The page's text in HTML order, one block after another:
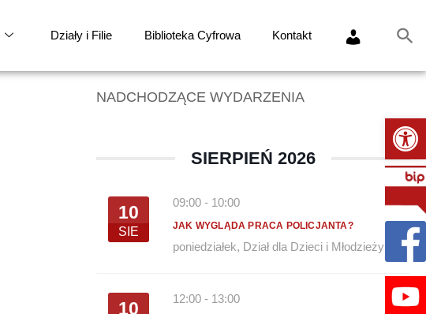
Działy i Filie Biblioteka Cyfrowa Kontakt
NADCHODZĄCE WYDARZENIA
SIERPIEŃ 2026
10
SIE
09:00 - 10:00
JAK WYGLĄDA PRACA POLICJANTA?
poniedziałek, Dział dla Dzieci i Młodzieży
10 12:00 - 13:00